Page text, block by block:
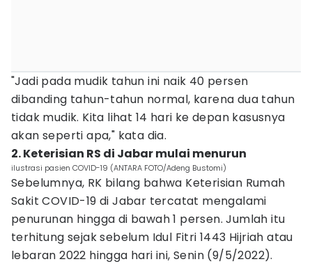
"Jadi pada mudik tahun ini naik 40 persen
dibanding tahun-tahun normal, karena dua tahun
tidak mudik. Kita lihat 14 hari ke depan kasusnya
akan seperti apa," kata dia.
2. Keterisian RS di Jabar mulai menurun
ilustrasi pasien COVID-19 (ANTARA FOTO/Adeng Bustomi)
Sebelumnya, RK bilang bahwa Keterisian Rumah
Sakit COVID-19 di Jabar tercatat mengalami
penurunan hingga di bawah 1 persen. Jumlah itu
terhitung sejak sebelum Idul Fitri 1443 Hijriah atau
lebaran 2022 hingga hari ini, Senin (9/5/2022).